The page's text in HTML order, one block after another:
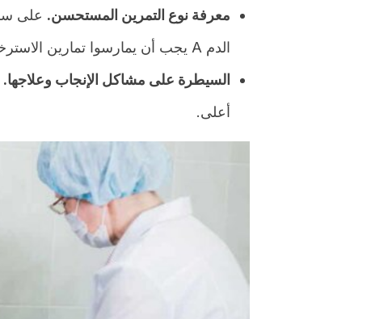
معرفة نوع التمرين المستحسن. على
الدم A يجب أن يمارسوا تمارين الاسترخاء، بسبب مستويات التوتر العالية لديهم.
السيطرة على مشاكل الإنجاب وعلاجها.
أعلى.